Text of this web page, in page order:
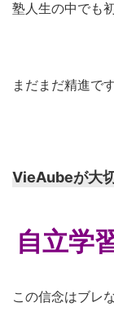
塾人生の中でも
まだまだ精進です
VieAubeが大
自立学
この信念はブレな